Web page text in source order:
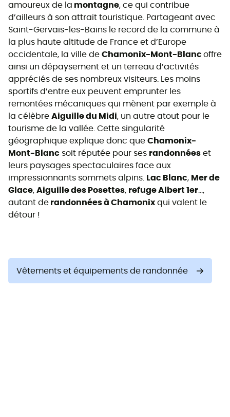
amoureux de la montagne, ce qui contribue
d’ailleurs à son attrait touristique. Partageant avec
Saint-Gervais-les-Bains le record de la commune à
la plus haute altitude de France et d’Europe
occidentale, la ville de Chamonix-Mont-Blanc offre
ainsi un dépaysement et un terreau d’activités
appréciés de ses nombreux visiteurs. Les moins
sportifs d’entre eux peuvent emprunter les
remontées mécaniques qui mènent par exemple à
la célèbre Aiguille du Midi, un autre atout pour le
tourisme de la vallée. Cette singularité
géographique explique donc que Chamonix-
Mont-Blanc soit réputée pour ses randonnées et
leurs paysages spectaculaires face aux
impressionnants sommets alpins.
Lac Blanc, Mer de
Glace, Aiguille des Posettes, refuge Albert 1er …,
autant de randonnées à Chamonix qui valent le
détour !
Vêtements et équipements de randonnée